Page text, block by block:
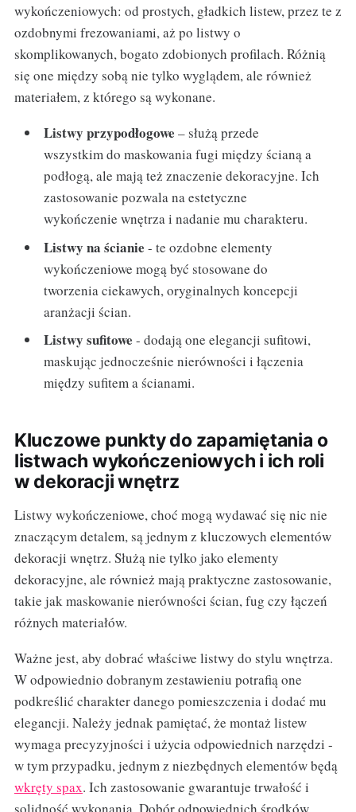
wykończeniowych: od prostych, gładkich listew, przez te z
ozdobnymi frezowaniami, aż po listwy o
skomplikowanych, bogato zdobionych profilach. Różnią
się one między sobą nie tylko wyglądem, ale również
materiałem, z którego są wykonane.
Listwy przypodłogowe – służą przede
wszystkim do maskowania fugi między ścianą a
podłogą, ale mają też znaczenie dekoracyjne. Ich
zastosowanie pozwala na estetyczne
wykończenie wnętrza i nadanie mu charakteru.
Listwy na ścianie - te ozdobne elementy
wykończeniowe mogą być stosowane do
tworzenia ciekawych, oryginalnych koncepcji
aranżacji ścian.
Listwy sufitowe - dodają one elegancji sufitowi,
maskując jednocześnie nierówności i łączenia
między sufitem a ścianami.
Kluczowe punkty do zapamiętania o
listwach wykończeniowych i ich roli
w dekoracji wnętrz
Listwy wykończeniowe, choć mogą wydawać się nic nie
znaczącym detalem, są jednym z kluczowych elementów
dekoracji wnętrz. Służą nie tylko jako elementy
dekoracyjne, ale również mają praktyczne zastosowanie,
takie jak maskowanie nierówności ścian, fug czy łączeń
różnych materiałów.
Ważne jest, aby dobrać właściwe listwy do stylu wnętrza.
W odpowiednio dobranym zestawieniu potrafią one
podkreślić charakter danego pomieszczenia i dodać mu
elegancji. Należy jednak pamiętać, że montaż listew
wymaga precyzyjności i użycia odpowiednich narzędzi -
w tym przypadku, jednym z niezbędnych elementów będą
wkręty spax. Ich zastosowanie gwarantuje trwałość i